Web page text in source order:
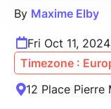
By Maxime Elby
Fri Oct 11,
Timezone :
12 Place Pierre